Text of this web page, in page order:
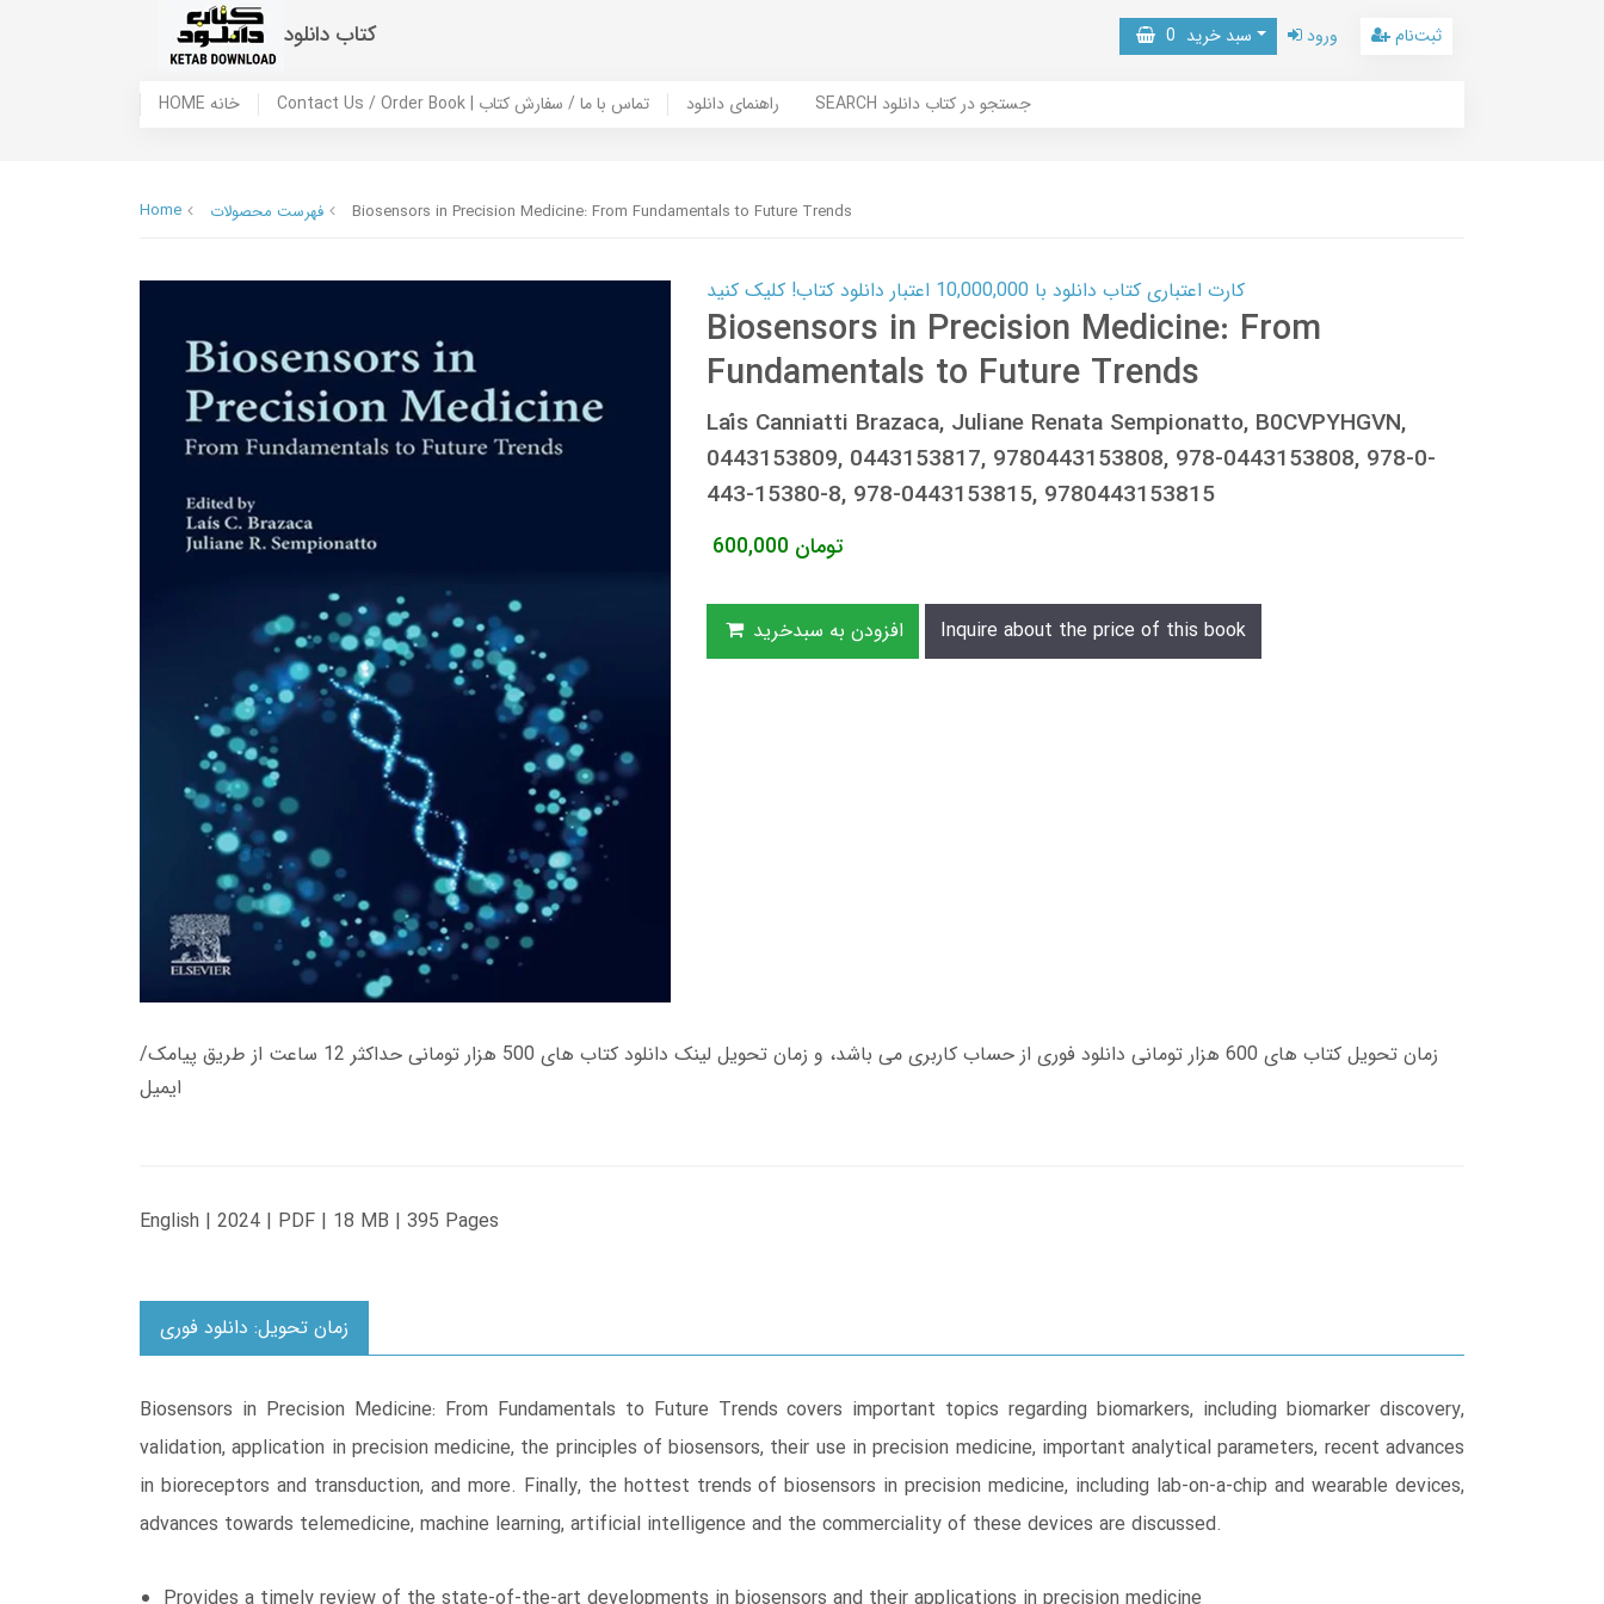
کتاب دانلود سبد خرید 0 ورود ثبت‌نام
HOME خانه Contact Us / Order Book | تماس با ما / سفارش کتاب راهنمای دانلود SEARCH جستجو در کتاب دانلود
Home فهرست محصولات Biosensors in Precision Medicine: From Fundamentals to Future Trends
کارت اعتباری کتاب دانلود با 10,000,000 اعتبار دانلود کتاب! کلیک کنید
Biosensors in Precision Medicine: From
Fundamentals to Future Trends
Laís Canniatti Brazaca, Juliane Renata Sempionatto, B0CVPYHGVN,
0443153809, 0443153817, 9780443153808, 978-0443153808, 978-0-
443-15380-8, 978-0443153815, 9780443153815
600,000 تومان
افزودن به سبدخرید Inquire about the price of this book
زمان تحویل کتاب های 600 هزار تومانی دانلود فوری از حساب کاربری می باشد، و زمان تحویل لینک دانلود کتاب های 500 هزار تومانی حداکثر 12 ساعت از طریق پیامک/
ایمیل
English | 2024 | PDF | 18 MB | 395 Pages
زمان تحویل: دانلود فوری
Biosensors in Precision Medicine: From Fundamentals to Future Trends covers important topics regarding biomarkers, including biomarker discovery,
validation, application in precision medicine, the principles of biosensors, their use in precision medicine, important analytical parameters, recent advances
in bioreceptors and transduction, and more. Finally, the hottest trends of biosensors in precision medicine, including lab-on-a-chip and wearable devices,
advances towards telemedicine, machine learning, artificial intelligence and the commerciality of these devices are discussed.